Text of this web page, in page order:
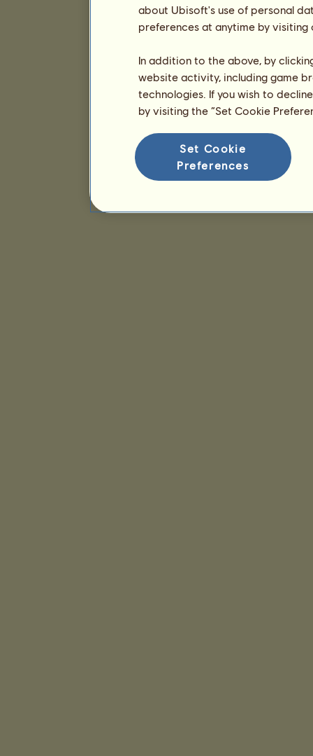
about Ubisoft's use of personal
preferences at anytime by
In addition to the above, by
website activity, including game
technologies. If you wish to
by visiting the “Set Cookie
Set Cookie
Preferences